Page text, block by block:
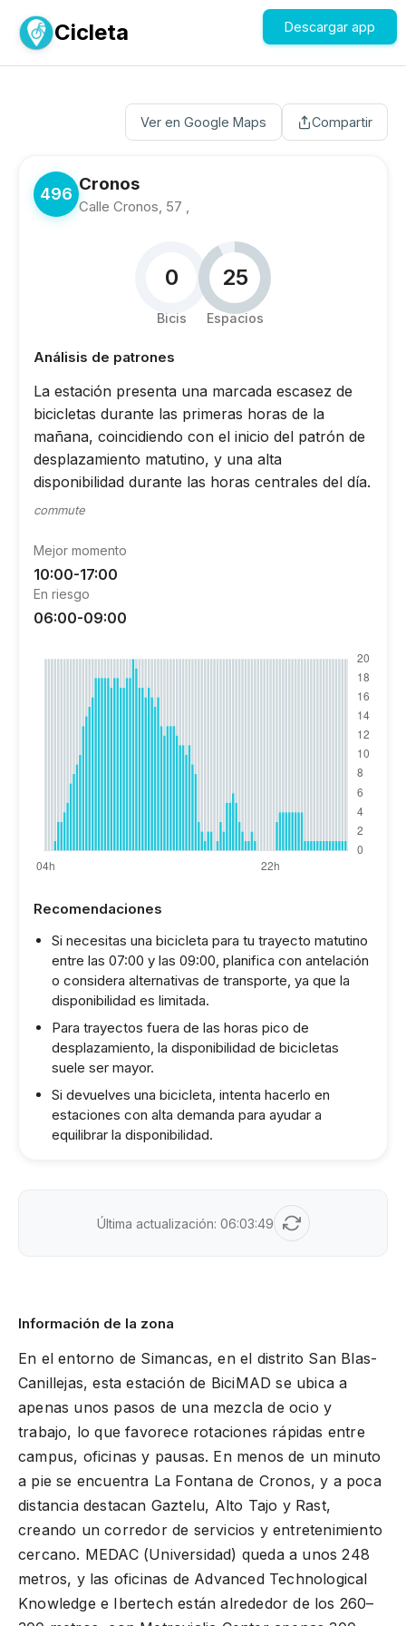
Cicleta Descargar app
Ver en Google Maps Compartir
496 Cronos
Calle Cronos, 57 ,
0
Bicis
25
Espacios
Análisis de patrones
La estación presenta una marcada escasez de
bicicletas durante las primeras horas de la
mañana, coincidiendo con el inicio del patrón de
desplazamiento matutino, y una alta
disponibilidad durante las horas centrales del día.
commute
Mejor momento
10:00-17:00
En riesgo
06:00-09:00
Recomendaciones
Si necesitas una bicicleta para tu trayecto matutino
entre las 07:00 y las 09:00, planifica con antelación
o considera alternativas de transporte, ya que la
disponibilidad es limitada.
Para trayectos fuera de las horas pico de
desplazamiento, la disponibilidad de bicicletas
suele ser mayor.
Si devuelves una bicicleta, intenta hacerlo en
estaciones con alta demanda para ayudar a
equilibrar la disponibilidad.
Última actualización: 06:03:49
Información de la zona
En el entorno de Simancas, en el distrito San Blas-
Canillejas, esta estación de BiciMAD se ubica a
apenas unos pasos de una mezcla de ocio y
trabajo, lo que favorece rotaciones rápidas entre
campus, oficinas y pausas. En menos de un minuto
a pie se encuentra La Fontana de Cronos, y a poca
distancia destacan Gaztelu, Alto Tajo y Rast,
creando un corredor de servicios y entretenimiento
cercano. MEDAC (Universidad) queda a unos 248
metros, y las oficinas de Advanced Technological
Knowledge e Ibertech están alrededor de los 260–